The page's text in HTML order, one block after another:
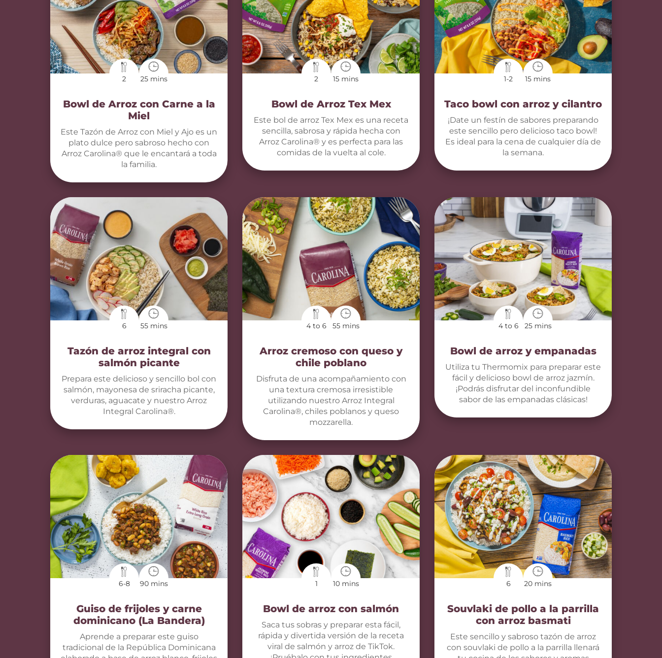
2 25 mins
Bowl de Arroz con Carne a la
Miel
Este Tazón de Arroz con Miel y Ajo es un
plato dulce pero sabroso hecho con
Arroz Carolina® que le encantará a toda
la familia.
2 15 mins
Bowl de Arroz Tex Mex
Este bol de arroz Tex Mex es una receta
sencilla, sabrosa y rápida hecha con
Arroz Carolina® y es perfecta para las
comidas de la vuelta al cole.
1-2 15 mins
Taco bowl con arroz y cilantro
¡Date un festín de sabores preparando
este sencillo pero delicioso taco bowl!
Es ideal para la cena de cualquier día de
la semana.
6 55 mins
Tazón de arroz integral con
salmón picante
Prepara este delicioso y sencillo bol con
salmón, mayonesa de sriracha picante,
verduras, aguacate y nuestro Arroz
Integral Carolina®.
4 to 6 55 mins
Arroz cremoso con queso y
chile poblano
Disfruta de una acompañamiento con
una textura cremosa irresistible
utilizando nuestro Arroz Integral
Carolina®, chiles poblanos y queso
mozzarella.
4 to 6 25 mins
Bowl de arroz y empanadas
Utiliza tu Thermomix para preparar este
fácil y delicioso bowl de arroz jazmín.
¡Podrás disfrutar del inconfundible
sabor de las empanadas clásicas!
6-8 90 mins
Guiso de frijoles y carne
dominicano (La Bandera)
Aprende a preparar este guiso
tradicional de la República Dominicana
1 10 mins
Bowl de arroz con salmón
Saca tus sobras y preparar esta fácil,
rápida y divertida versión de la receta
viral de salmón y arroz de TikTok.
6 20 mins
Souvlaki de pollo a la parrilla
con arroz basmati
Este sencillo y sabroso tazón de arroz
con souvlaki de pollo a la parrilla llenará